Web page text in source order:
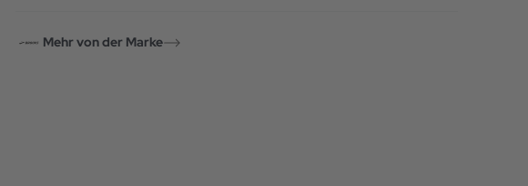
Mehr von der Marke